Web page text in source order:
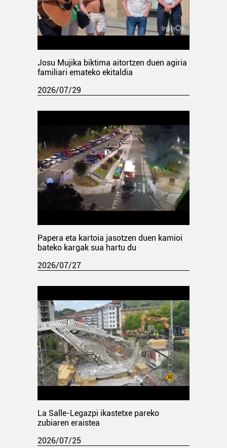
Josu Mujika biktima aitortzen duen agiria
familiari emateko ekitaldia
2026/07/29
Papera eta kartoia jasotzen duen kamioi
bateko kargak sua hartu du
2026/07/27
La Salle-Legazpi ikastetxe pareko
zubiaren eraistea
2026/07/25